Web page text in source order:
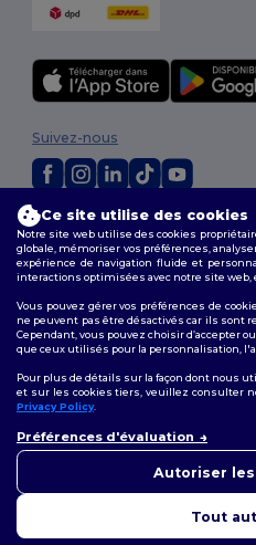
2026. Tous droits
Conditions Générales
| Politique de
Confidentialité|Politique de Cookies
Suivez-nous
Ce site utilise des cookies
Notre site web utilise des cookies
globale, mémoriser vos préférences,
expérience de navigation fluide et
interactions optimisées avec notre site web,
Vous pouvez gérer vos préférences de
ne peuvent pas être désactivés car ils sont
Cependant, vous pouvez choisir d’accepter
que ceux utilisés pour la personnalisation,
Pour plus de détails sur la façon dont nous
et sur les cookies tiers, veuillez consulter
Privacy Policy.
Préférences d'évaluation
Autoriser
Tout